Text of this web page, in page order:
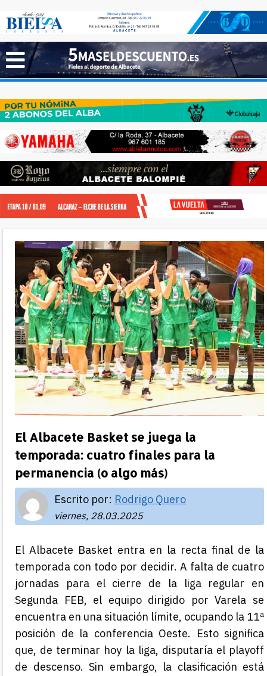
El Albacete Basket se juega la
temporada: cuatro finales para la
permanencia (o algo más)
Escrito por: Rodrigo Quero
viernes, 28.03.2025
El Albacete Basket entra en la recta final de la
temporada con todo por decidir. A falta de cuatro
jornadas para el cierre de la liga regular en
Segunda FEB, el equipo dirigido por Varela se
encuentra en una situación límite, ocupando la 11ª
posición de la conferencia Oeste. Esto significa
que, de terminar hoy la liga, disputaría el playoff
de descenso. Sin embargo, la clasificación está